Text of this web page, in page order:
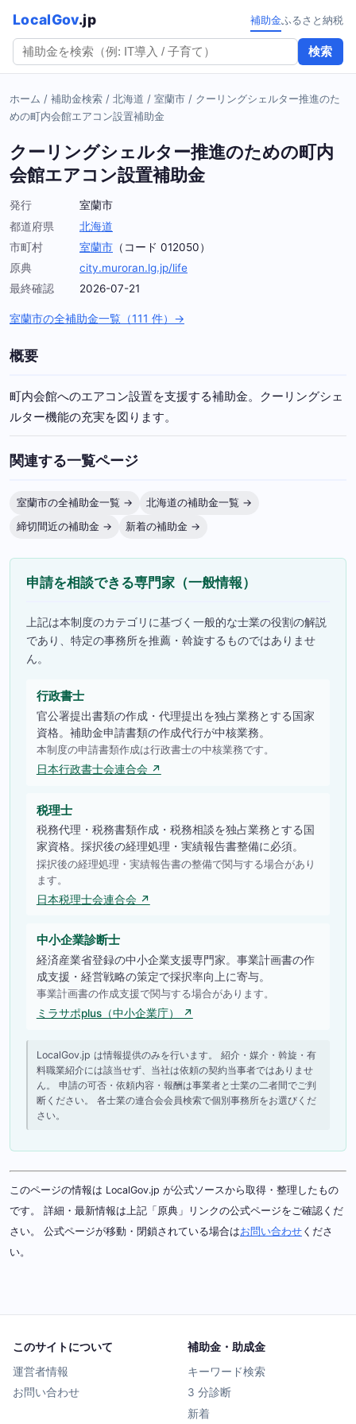
LocalGov.jp
検索
補助金ふるさと納税
ホーム / 補助金検索 / 北海道 / 室蘭市 / クーリングシェルター推進のた
めの町内会館エアコン設置補助金
クーリングシェルター推進のための町内
会館エアコン設置補助金
発行
室蘭市
都道府県
北海道
市町村
室蘭市 （コード 012050）
原典
city.muroran.lg.jp/life
最終確認
2026-07-21
室蘭市の全補助金一覧（111 件）→
概要
町内会館へのエアコン設置を支援する補助金。クーリングシェ
ルター機能の充実を図ります。
関連する一覧ページ
室蘭市の全補助金一覧 →
北海道の補助金一覧 →
締切間近の補助金 →
新着の補助金 →
申請を相談できる専門家（一般情報）
上記は本制度のカテゴリに基づく一般的な士業の役割の解説
であり、特定の事務所を推薦・斡旋するものではありませ
ん。
行政書士
官公署提出書類の作成・代理提出を独占業務とする国家
資格。補助金申請書類の作成代行が中核業務。
本制度の申請書類作成は行政書士の中核業務です。
日本行政書士会連合会 ↗
税理士
税務代理・税務書類作成・税務相談を独占業務とする国
家資格。採択後の経理処理・実績報告書整備に必須。
採択後の経理処理・実績報告書の整備で関与する場合があり
ます。
日本税理士会連合会 ↗
中小企業診断士
経済産業省登録の中小企業支援専門家。事業計画書の作
成支援・経営戦略の策定で採択率向上に寄与。
事業計画書の作成支援で関与する場合があります。
ミラサポplus（中小企業庁） ↗
LocalGov.jp は情報提供のみを行います。 紹介・媒介・斡旋・有
料職業紹介には該当せず、当社は依頼の契約当事者ではありませ
ん。 申請の可否・依頼内容・報酬は事業者と士業の二者間でご判
断ください。 各士業の連合会会員検索で個別事務所をお選びくだ
さい。
このページの情報は LocalGov.jp が公式ソースから取得・整理したもの
です。 詳細・最新情報は上記「原典」リンクの公式ページをご確認くだ
さい。 公式ページが移動・閉鎖されている場合はお問い合わせ くださ
い。
このサイトについて
運営者情報
お問い合わせ
補助金・助成金
キーワード検索
3 分診断
新着